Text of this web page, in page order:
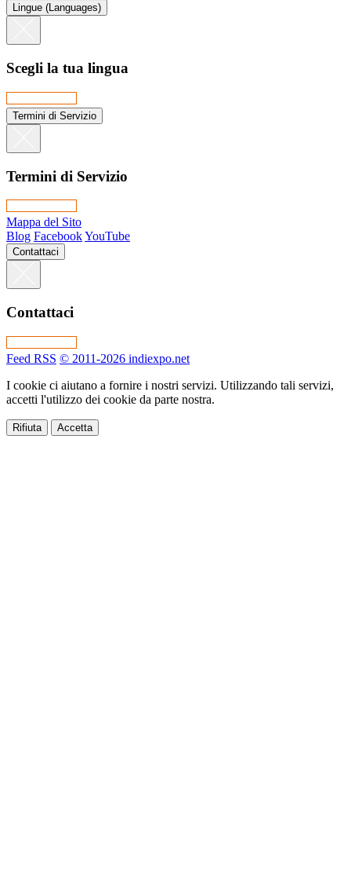
Lingue (Languages)
Scegli la tua lingua
Termini di Servizio
Termini di Servizio
Mappa del Sito
Blog FacebookYouTube
Contattaci
Contattaci
Feed RSS © 2011-2026 indiexpo.net
I cookie ci aiutano a fornire i nostri servizi. Utilizzando tali servizi,
accetti l'utilizzo dei cookie da parte nostra.
Rifiuta Accetta